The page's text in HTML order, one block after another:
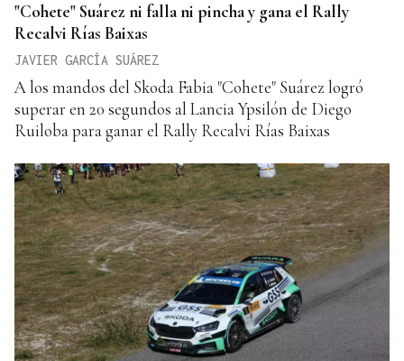
"Cohete" Suárez ni falla ni pincha y gana el Rally
Recalvi Rías Baixas
JAVIER GARCÍA SUÁREZ
A los mandos del Skoda Fabia "Cohete" Suárez logró
superar en 20 segundos al Lancia Ypsilón de Diego
Ruiloba para ganar el Rally Recalvi Rías Baixas